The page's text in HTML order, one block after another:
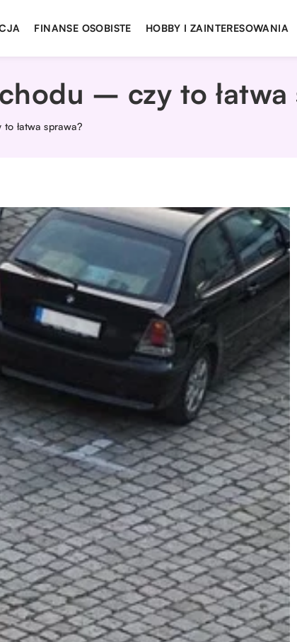
FINANSE OSOBISTE HOBBY I ZAINTERESOWANIA
– czy to łatwa
łatwa sprawa?